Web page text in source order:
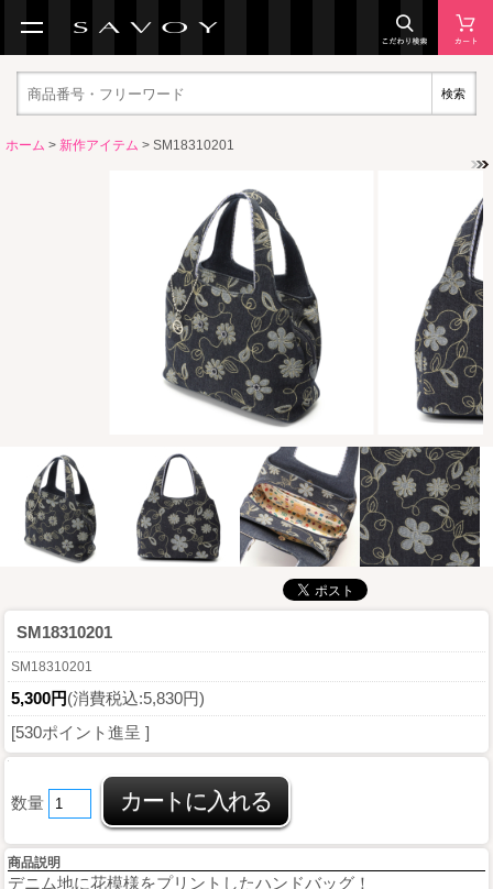
検索
ホーム > 新作アイテム > SM18310201
SM18310201
SM18310201
5,300円(消費税込:5,830円)
[530ポイント進呈 ]
数量
商品説明
デニム地に花模様をプリントしたハンドバッグ！